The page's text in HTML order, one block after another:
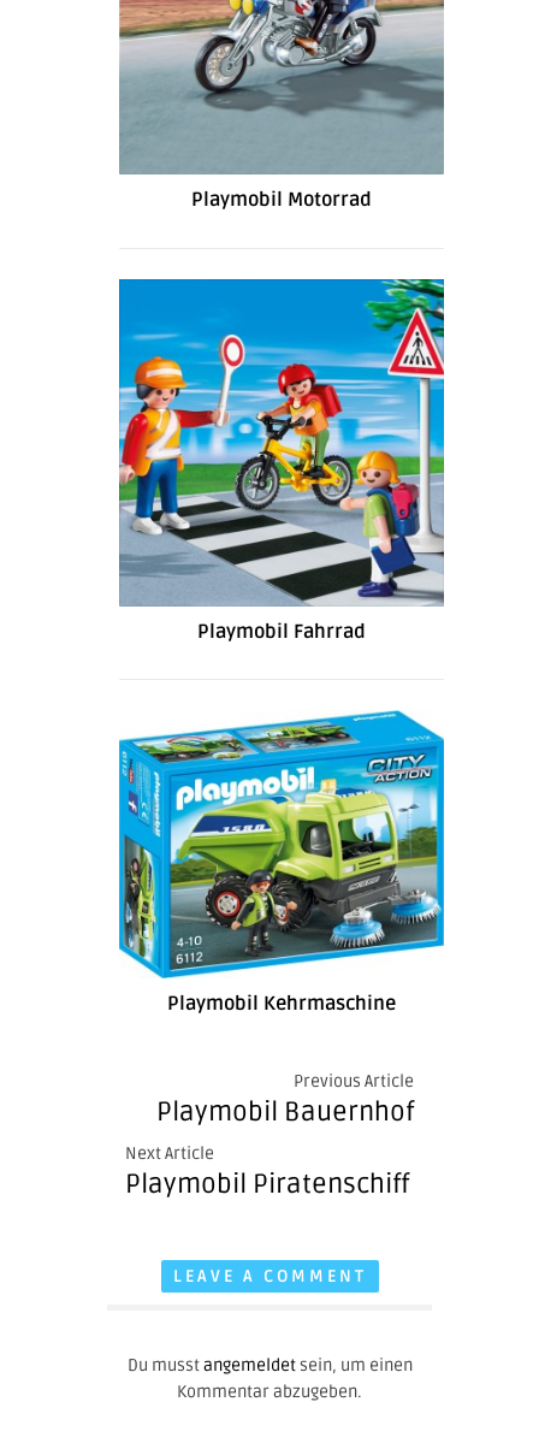
Playmobil Motorrad
Playmobil Fahrrad
Playmobil Kehrmaschine
Previous Article
Playmobil Bauernhof
Next Article
Playmobil Piratenschiff
LEAVE A COMMENT
Du musstangemeldetsein, um einen
Kommentar abzugeben.